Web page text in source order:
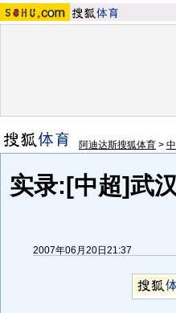
阿迪达斯搜狐体育 >
实录:[中超]武
2007年06月20日21:37